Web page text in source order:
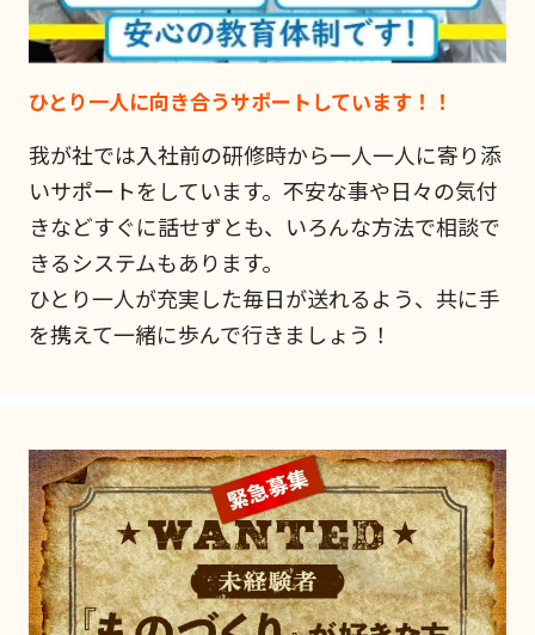
ひとり一人に向き合うサポートしています！！
我が社では入社前の研修時から一人一人に寄り添
いサポートをしています。不安な事や日々の気付
きなどすぐに話せずとも、いろんな方法で相談で
きるシステムもあります。
ひとり一人が充実した毎日が送れるよう、共に手
を携えて一緒に歩んで行きましょう！